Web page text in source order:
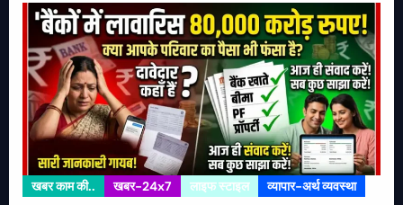
खबर काम की.. खबर-24x7 लाइफ स्टाइल व्यापार-अर्थ व्यवस्था